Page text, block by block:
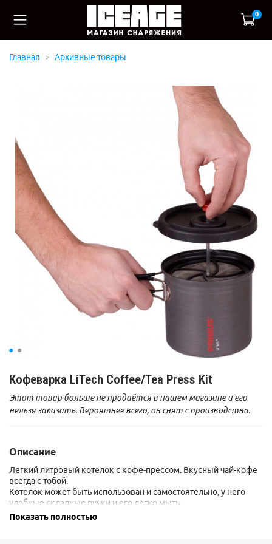
0
Главная Архивные товары
Кофеварка LiTech Coffee/Tea Press Kit
Этот товар больше не продаётся в нашем магазине и его
нельзя заказать. Вероятнее всего, он снят с производства.
Описание
Легкий литровый котелок с кофе-прессом. Вкусный чай-кофе
всегда с тобой.
Котелок может быть использован и самостоятельно, у него
удобные складные ручки и его легко мыть.
Внутри помещается один газовый баллон.
Показать полностью